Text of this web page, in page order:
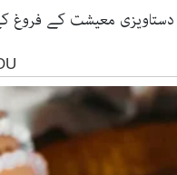
دستاویزی معیشت کے فروغ